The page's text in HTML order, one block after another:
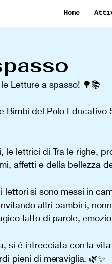
Home
Letture a spasso! 🌳📚
Bimbi del Polo Educativo
le lettrici di Tra le righe,
affetti e della bellezza
lettori si sono messi in
altri bambini,
fatto di parole,
si è intrecciata con la
pieni di meraviglia. 🌿✨